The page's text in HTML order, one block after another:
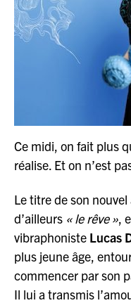
Ce midi, on fait plus
réalise. Et on n’est
Le titre de son
d’ailleurs « le rêve »,
vibraphoniste Lucas
plus jeune âge,
commencer par son
Il lui a transmis